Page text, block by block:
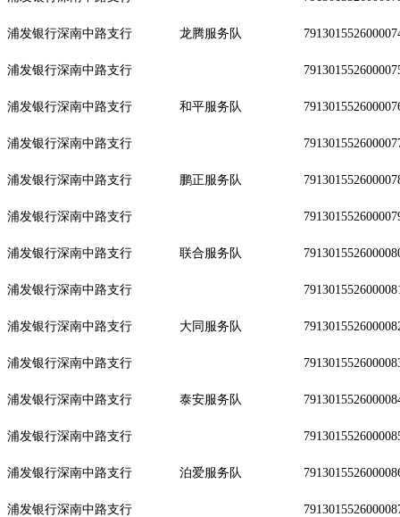
浦发银行深南中路支行 龙腾服务队
浦发银行深南中路支行
浦发银行深南中路支行 和平服务队
浦发银行深南中路支行
浦发银行深南中路支行 鹏正服务队
浦发银行深南中路支行
浦发银行深南中路支行 联合服务队
浦发银行深南中路支行
浦发银行深南中路支行 大同服务队
浦发银行深南中路支行
浦发银行深南中路支行 泰安服务队
浦发银行深南中路支行
浦发银行深南中路支行 泊爱服务队
浦发银行深南中路支行